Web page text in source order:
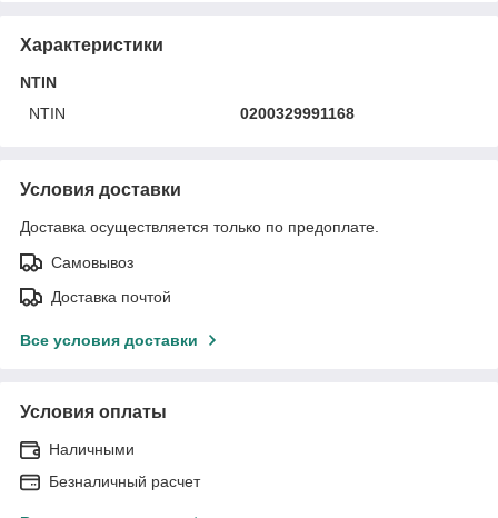
Характеристики
NTIN
NTIN
0200329991168
Условия доставки
Доставка осуществляется только по предоплате.
Самовывоз
Доставка почтой
Все условия доставки
Условия оплаты
Наличными
Безналичный расчет